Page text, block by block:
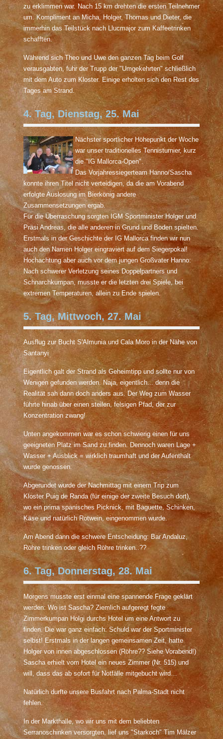
zu erklimmen war. Nach 15 km drehten die ersten Teilnehmer
um. Kompliment an Micha, Holger, Thomas und Dieter, die
immerhin das Teilstück nach Llucmajor zum Kaffeetrinken
schafften.
Während sich Theo und Uwe den ganzen Tag beim Golf
verausgabten, fuhr der Trupp der "Umgekehrten" schließlich
mit dem Auto zum Kloster. Einige erholten sich den Rest des
Tages am Strand.
4. Tag, Dienstag, 25. Mai
Nächster sportlicher Höhepunkt der Woche
war unser traditionelles Tennisturnier, kurz
die "IG Mallorca-Open".
Das Vorjahressiegerteam Hanno/Sascha
konnte ihren Titel nicht verteidigen, da die am Vorabend
erfolgte Auslosung im Bierkönig andere
Zusammensetzungen ergab.
Für die Überraschung sorgten IGM Sportminister Holger und
Präsi Andreas, die alle anderen in Grund und Boden spielten.
Erstmals in der Geschichte der IG Mallorca finden wir nun
auch den Namen Holger eingraviert auf dem Siegerpokal!
Hochachtung aber auch vor dem jungen Großvater Hanno:
Nach schwerer Verletzung seines Doppelpartners und
Schnarchkumpan, musste er die letzten drei Spiele, bei
extremen Temperaturen, allein zu Ende spielen.
5. Tag, Mittwoch, 27. Mai
Ausflug zur Bucht S'Almunia und Cala Moro in der Nähe von
Santanyi
Eigentlich galt der Strand als Geheimtipp und sollte nur von
Wenigen gefunden werden. Naja, eigentlich... denn die
Realität sah dann doch anders aus. Der Weg zum Wasser
führte hinab über einen steilen, felsigen Pfad, der zur
Konzentration zwang!
Unten angekommen war es schon schwierig einen für uns
geeigneten Platz im Sand zu finden. Dennoch waren Lage +
Wasser + Ausblick = wirklich traumhaft und der Aufenthalt
wurde genossen.
Abgerundet wurde der Nachmittag mit einem Trip zum
Kloster Puig de Randa (für einige der zweite Besuch dort),
wo ein prima spanisches Picknick, mit Baguette, Schinken,
Käse und natürlich Rotwein, eingenommen wurde.
Am Abend dann die schwere Entscheidung: Bar Andaluz,
Röhre trinken oder gleich Röhre trinken..??
6. Tag, Donnerstag, 28. Mai
Morgens musste erst einmal eine spannende Frage geklärt
werden: Wo ist Sascha? Ziemlich aufgeregt fegte
Zimmerkumpan Holgi durchs Hotel um eine Antwort zu
finden. Die war ganz einfach: Schuld war der Sportminister
selbst! Erstmals in der langen gemeinsamen Zeit, hatte
Holger von innen abgeschlossen (Röhre?? Siehe Vorabend!)
Sascha erhielt vom Hotel ein neues Zimmer (Nr. 515) und
will, dass das ab sofort für Notfälle mitgebucht wird…
Natürlich durfte unsere Busfahrt nach Palma-Stadt nicht
fehlen.
In der Markthalle, wo wir uns mit dem beliebten
Serranoschinken versorgten, lief uns "Starkoch" Tim Mälzer